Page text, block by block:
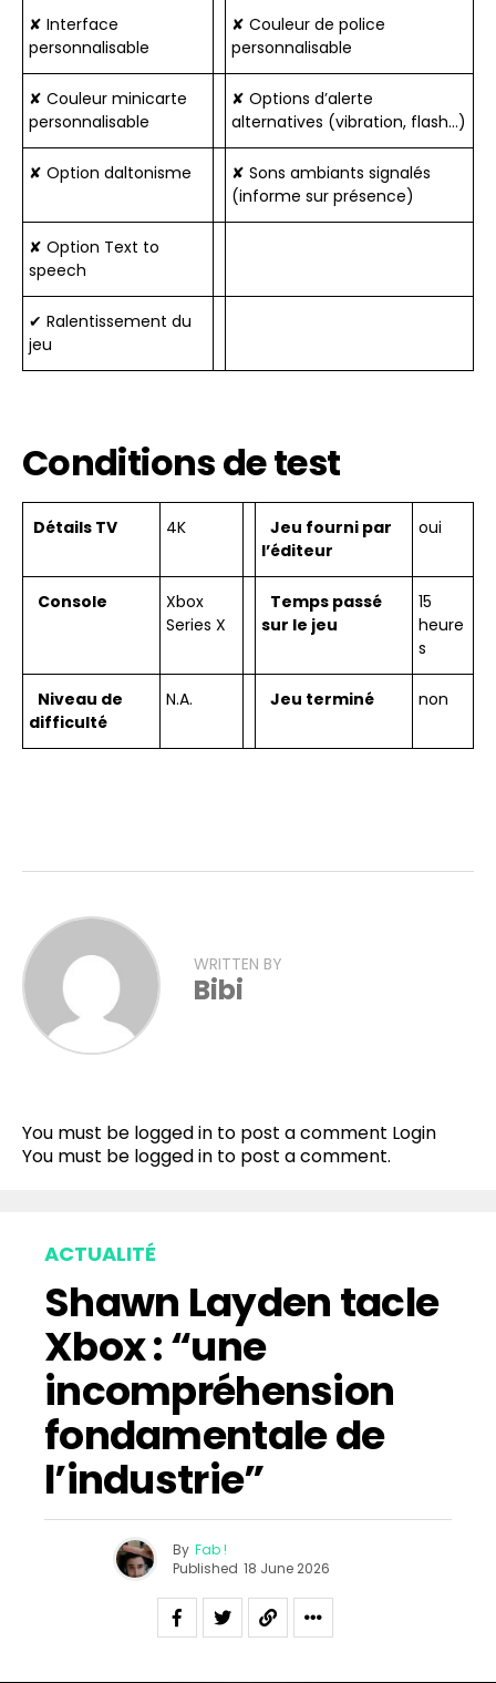
✘ Interface
personnalisable
✘ Couleur de police
personnalisable
✘ Couleur minicarte
personnalisable
✘ Options d’alerte
alternatives (vibration, flash…)
✘ Option daltonisme
✘ Sons ambiants signalés
(informe sur présence)
✘ Option Text to
speech
✔ Ralentissement du
jeu
Conditions de test
Détails TV 4K
Jeu fourni par
l’éditeur
oui
Console
Xbox
Series X
Temps passé
sur le jeu
15
heure
s
Niveau de
difficulté
N.A. Jeu terminé non
WRITTEN BY
Bibi
You must be logged in to post a comment Login
You must be logged in to post a comment.
ACTUALITÉ
Shawn Layden tacle
Xbox : “une
incompréhension
fondamentale de
l’industrie”
By Fab !
Published 18 June 2026
Pinterest
Whatsapp